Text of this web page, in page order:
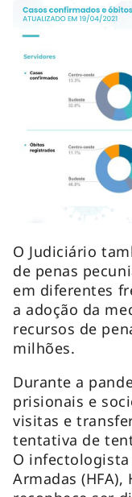
O Judiciário
de penas
em diferentes
a adoção da
recursos de
milhões.
Durante a
prisionais e
visitas e
tentativa de
O
Armadas (HFA),